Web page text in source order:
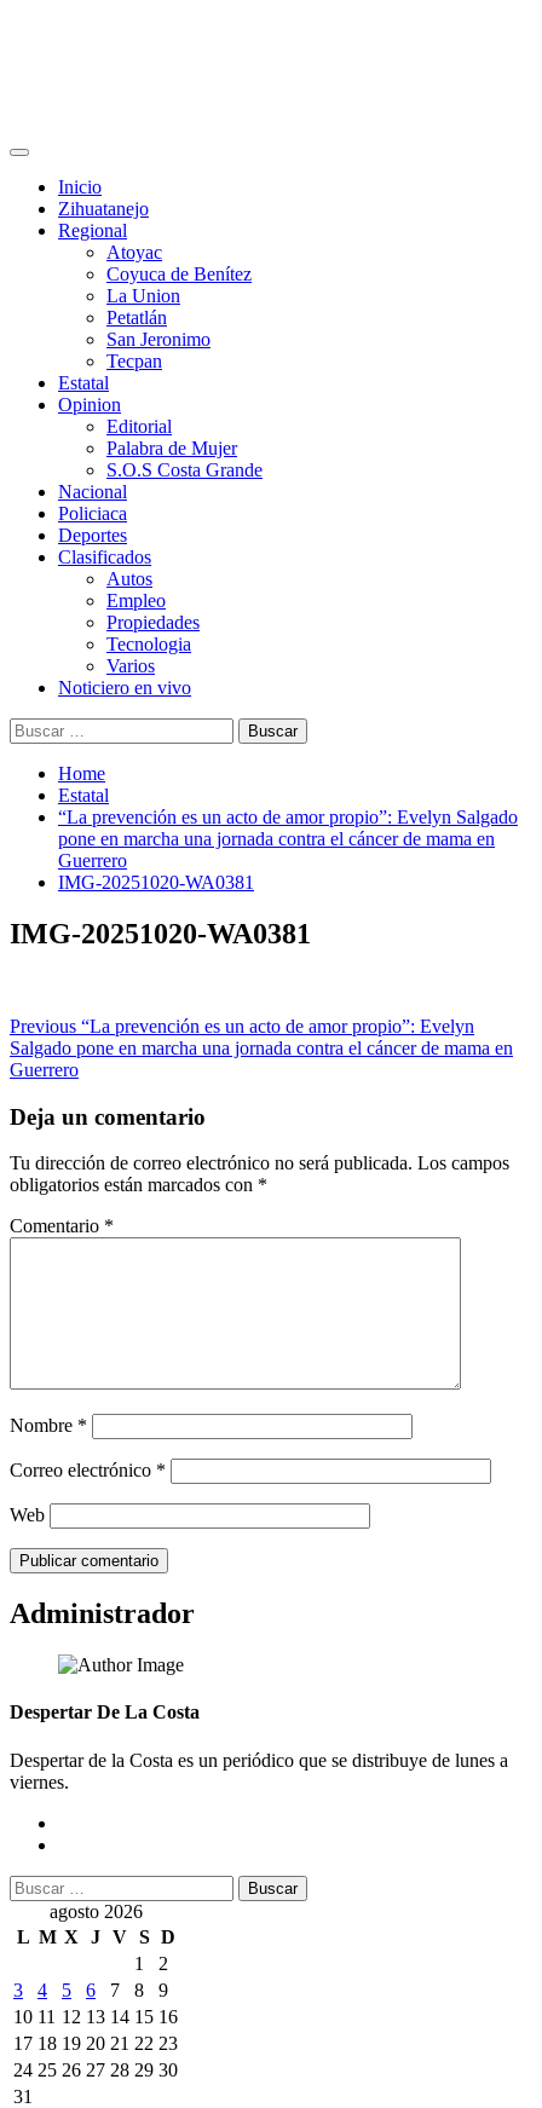
Primary
Inicio
Zihuatanejo
Regional
Atoyac
Coyuca de Benítez
La Union
Petatlán
San Jeronimo
Tecpan
Estatal
Opinion
Editorial
Palabra de Mujer
S.O.S Costa Grande
Nacional
Policiaca
Deportes
Clasificados
Autos
Empleo
Propiedades
Tecnologia
Varios
Noticiero en vivo
Buscar:
Home
Estatal
“La prevención es un acto de amor propio”: Evelyn Salgado
pone en marcha una jornada contra el cáncer de mama en
Guerrero
IMG-20251020-WA0381
IMG-20251020-WA0381
Post
navigation
Previous “La prevención es un acto de amor propio”: Evelyn
Salgado pone en marcha una jornada contra el cáncer de mama en
Guerrero
Deja un comentario
Tu dirección de correo electrónico no será publicada. Los campos
obligatorios están marcados con *
Comentario *
Nombre *
Correo electrónico *
Web
Administrador
Despertar De La Costa
Despertar de la Costa es un periódico que se distribuye de lunes a
viernes.
Buscar:
agosto 2026
L M X J V S D
1
2
3
4 5 6 7 8
9
10 11 12 13 14 15 16
17 18 19 20 21 22 23
24 25 26 27 28 29 30
31